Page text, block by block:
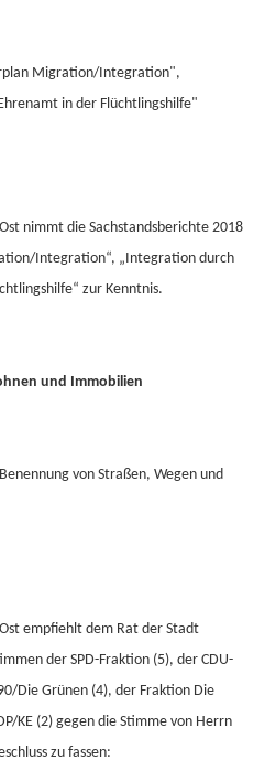
Migration/Integration",
in der Flüchtlingshilfe"
nimmt die Sachstandsberichte 2018
Integration“, „Integration durch
zur Kenntnis.
und Immobilien
von Straßen, Wegen und
empfiehlt dem Rat der Stadt
der SPD-Fraktion (5), der CDU-
Die Grünen (4), der Fraktion Die
KE (2) gegen die Stimme von Herrn
zu fassen: